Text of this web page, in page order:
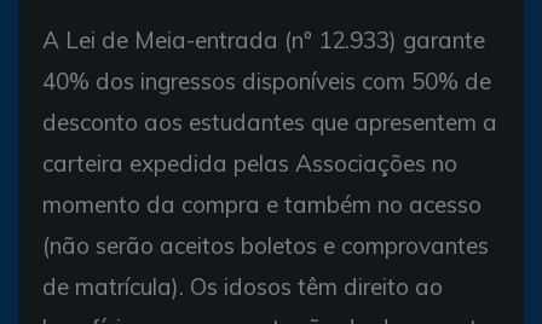
A Lei de Meia-entrada (nº 12.933) garante
40% dos ingressos disponíveis com 50% de
desconto aos estudantes que apresentem a
carteira expedida pelas Associações no
momento da compra e também no acesso
(não serão aceitos boletos e comprovantes
de matrícula). Os idosos têm direito ao